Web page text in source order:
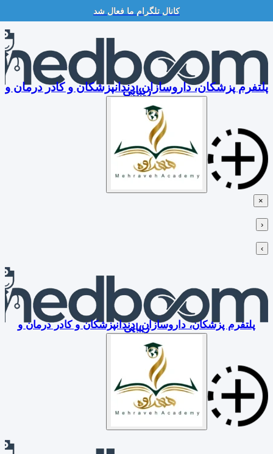
کانال تلگرام ما فعال شد
Skip
content
پلتفرم پزشکان، داروسازان، دندانپزشکان و کادر درمان و
زیبایی
×
‹
›
پلتفرم پزشکان، داروسازان، دندانپزشکان و کادر درمان و
زیبایی